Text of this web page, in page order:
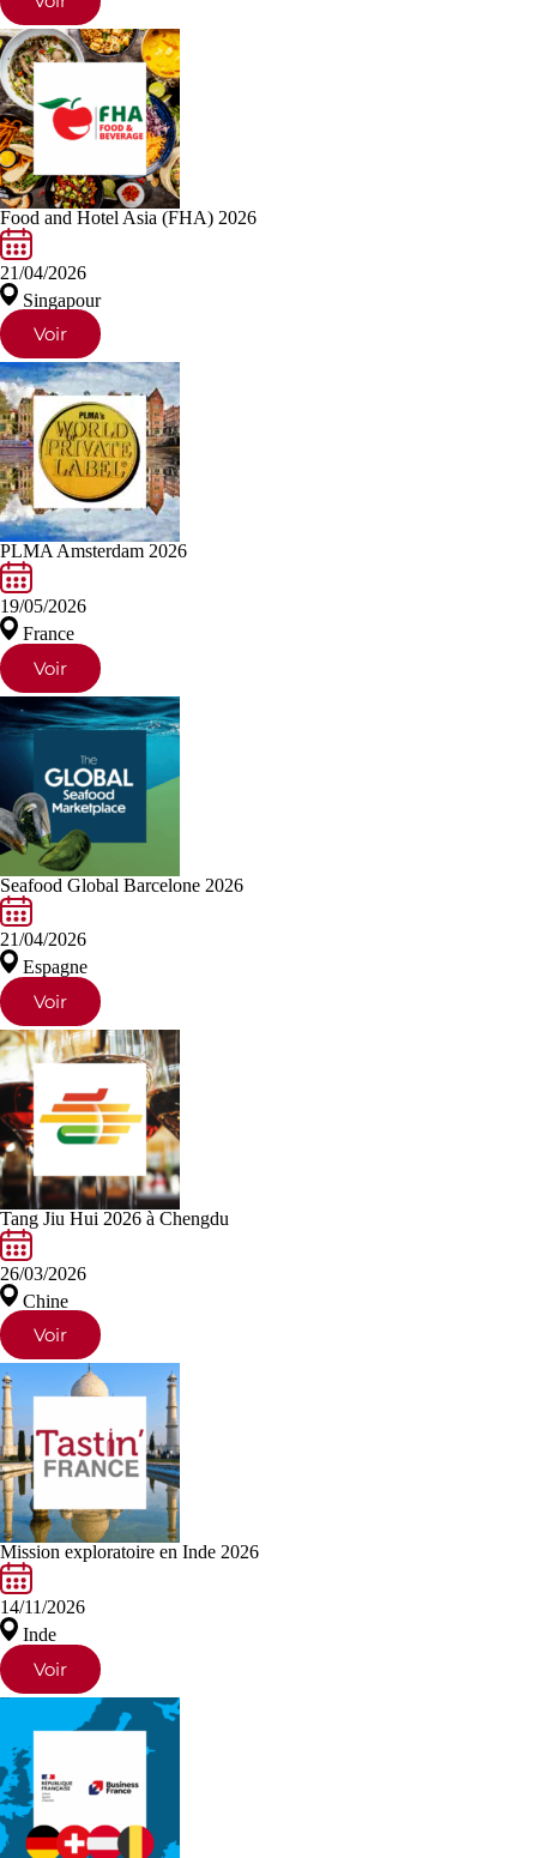
Food and Hotel Asia (FHA) 2026
21/04/2026
Singapour
Voir
PLMA Amsterdam 2026
19/05/2026
France
Voir
Seafood Global Barcelone 2026
21/04/2026
Espagne
Voir
Tang Jiu Hui 2026 à Chengdu
26/03/2026
Chine
Voir
Mission exploratoire en Inde 2026
14/11/2026
Inde
Voir